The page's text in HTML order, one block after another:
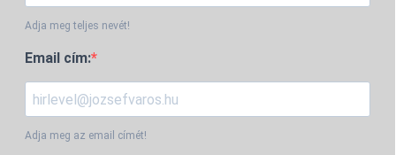
Adja meg teljes nevét!
Email cím:
Adja meg az email címét!